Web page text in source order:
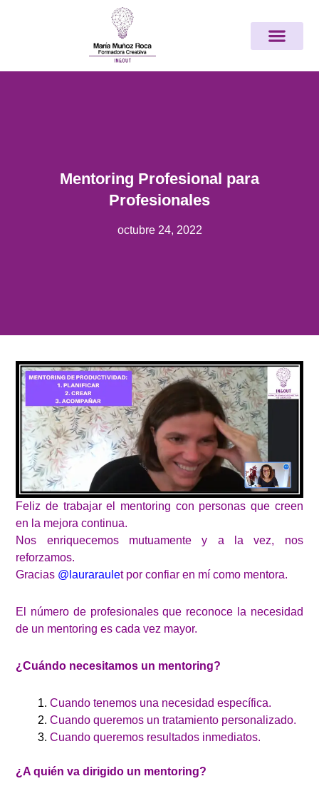
Mentoring Profesional para
Profesionales
octubre 24, 2022
Feliz de trabajar el mentoring con personas que creen
en la mejora continua.
Nos enriquecemos mutuamente y a la vez, nos
reforzamos.
Gracias @lauraraulet por confiar en mí como mentora.
El número de profesionales que reconoce la necesidad
de un mentoring es cada vez mayor.
¿Cuándo necesitamos un mentoring?
Cuando tenemos una necesidad específica.
Cuando queremos un tratamiento personalizado.
Cuando queremos resultados inmediatos.
¿A quién va dirigido un mentoring?